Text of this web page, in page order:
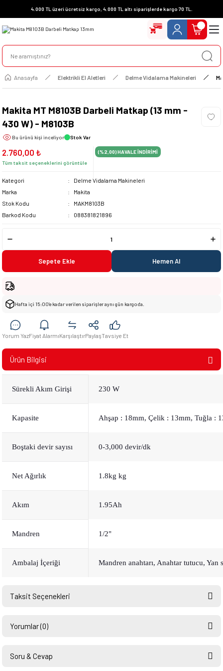
4.000 TL üzeri ücretsiz kargo, 4.000 TL altı siparişlerde kargo 70 TL.
Anasayfa Elektrikli El Aletleri Delme Vidalama Makineleri
Makita MT M8103B Darbeli Matkap (13 mm -
430 W) - M8103B
Bu ürünü kişi inceliyor Stok Var
2.760,00 ₺
Tüm taksit seçeneklerini görüntüle
(%2,00)HAVALE İNDİRİMİ
Kategori
Delme Vidalama Makineleri
Marka
Makita
Stok Kodu
MAKM8103B
Barkod Kodu
088381821896
Sepete Ekle Hemen Al
Hafta içi 15:00’e kadar verilen siparişler aynı gün kargoda.
Yorum YazFiyat AlarmıKarşılaştırPaylaşTavsiye Et
Ürün Bilgisi
Sürekli Akım Girişi 230 W
Kapasite Ahşap : 18mm, Çelik : 13mm, Tuğla :
Boştaki devir sayısı 0-3,000 devir/dk
Net Ağırlık 1.8kg kg
Akım 1.95Ah
Mandren 1/2"
Ambalaj İçeriği Mandren anahtarı, Anahtar tutucu, Yan
Taksit Seçenekleri
Yorumlar (0)
Soru & Cevap